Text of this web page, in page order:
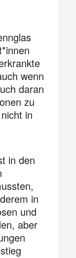
wenn
daran
zu
in
in den
in
und
aber